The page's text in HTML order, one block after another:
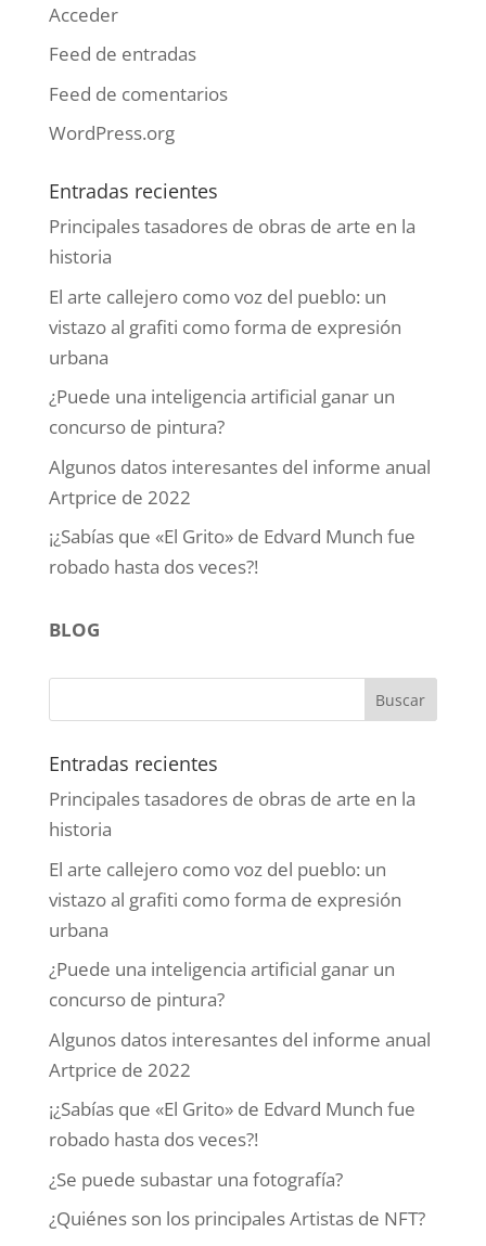
Acceder
Feed de entradas
Feed de comentarios
WordPress.org
Entradas recientes
Principales tasadores de obras de arte en la
historia
El arte callejero como voz del pueblo: un
vistazo al grafiti como forma de expresión
urbana
¿Puede una inteligencia artificial ganar un
concurso de pintura?
Algunos datos interesantes del informe anual
Artprice de 2022
¡¿Sabías que «El Grito» de Edvard Munch fue
robado hasta dos veces?!
BLOG
Entradas recientes
Principales tasadores de obras de arte en la
historia
El arte callejero como voz del pueblo: un
vistazo al grafiti como forma de expresión
urbana
¿Puede una inteligencia artificial ganar un
concurso de pintura?
Algunos datos interesantes del informe anual
Artprice de 2022
¡¿Sabías que «El Grito» de Edvard Munch fue
robado hasta dos veces?!
¿Se puede subastar una fotografía?
¿Quiénes son los principales Artistas de NFT?